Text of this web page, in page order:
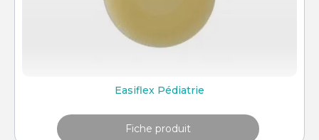
Easiflex Pédiatrie
Fiche produit